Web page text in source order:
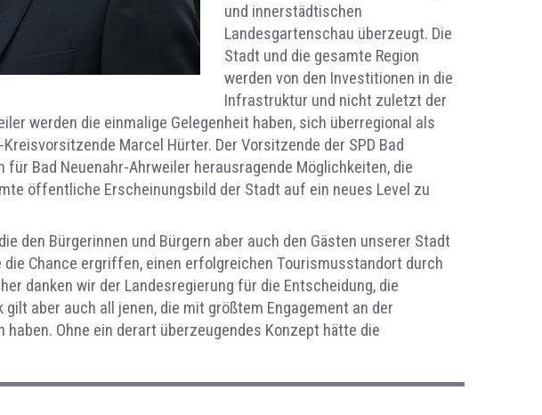
und innerstädtischen
Landesgartenschau überzeugt. Die
Stadt und die gesamte Region
werden von den Investitionen in die
Infrastruktur und nicht zuletzt der
werden die einmalige Gelegenheit haben, sich überregional als
Marcel Hürter. Der Vorsitzende der SPD Bad
Bad Neuenahr-Ahrweiler herausragende Möglichkeiten, die
öffentliche Erscheinungsbild der Stadt auf ein neues Level zu
den Bürgerinnen und Bürgern aber auch den Gästen unserer Stadt
Chance ergriffen, einen erfolgreichen Tourismusstandort durch
danken wir der Landesregierung für die Entscheidung, die
aber auch all jenen, die mit größtem Engagement an der
Ohne ein derart überzeugendes Konzept hätte die